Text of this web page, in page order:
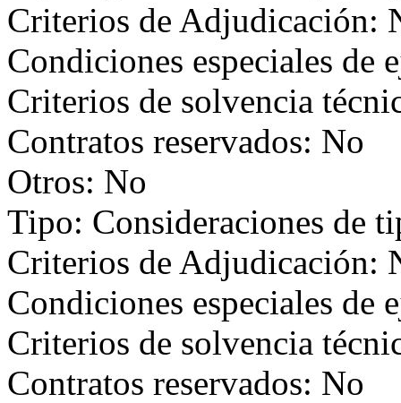
Criterios de Adjudicación:
Condiciones especiales de
Criterios de solvencia
Contratos reservados: No
Otros: No
Tipo: Consideraciones de
Criterios de Adjudicación:
Condiciones especiales de
Criterios de solvencia
Contratos reservados: No